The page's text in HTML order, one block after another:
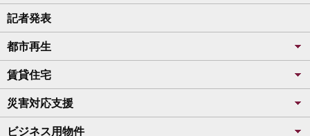
記者発表
都市再生
賃貸住宅
災害対応支援
ビジネス用物件